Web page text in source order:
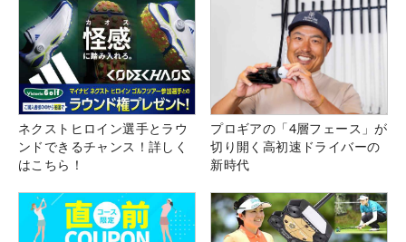
ネクストヒロイン選手とラウ
ンドできるチャンス！詳しく
はこちら！
プロギアの「4層フェース」が
切り開く高初速ドライバーの
新時代